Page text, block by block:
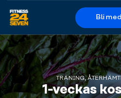
Logo
Bli
TRÄNING,
1-veckas